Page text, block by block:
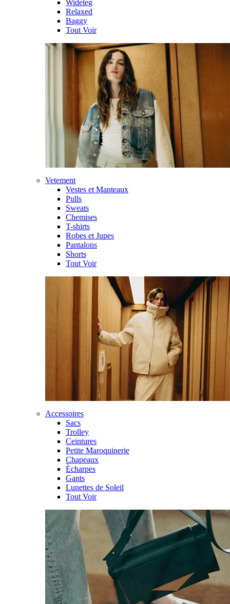
Wideleg
Relaxed
Baggy
Tout Voir
Vetement
Vestes et Manteaux
Pulls
Sweats
Chemises
T-shirts
Robes et Jupes
Pantalons
Shorts
Tout Voir
Accessoires
Sacs
Trolley
Ceintures
Petite Maroquinerie
Chapeaux
Ècharpes
Gants
Lunettes de Soleil
Tout Voir